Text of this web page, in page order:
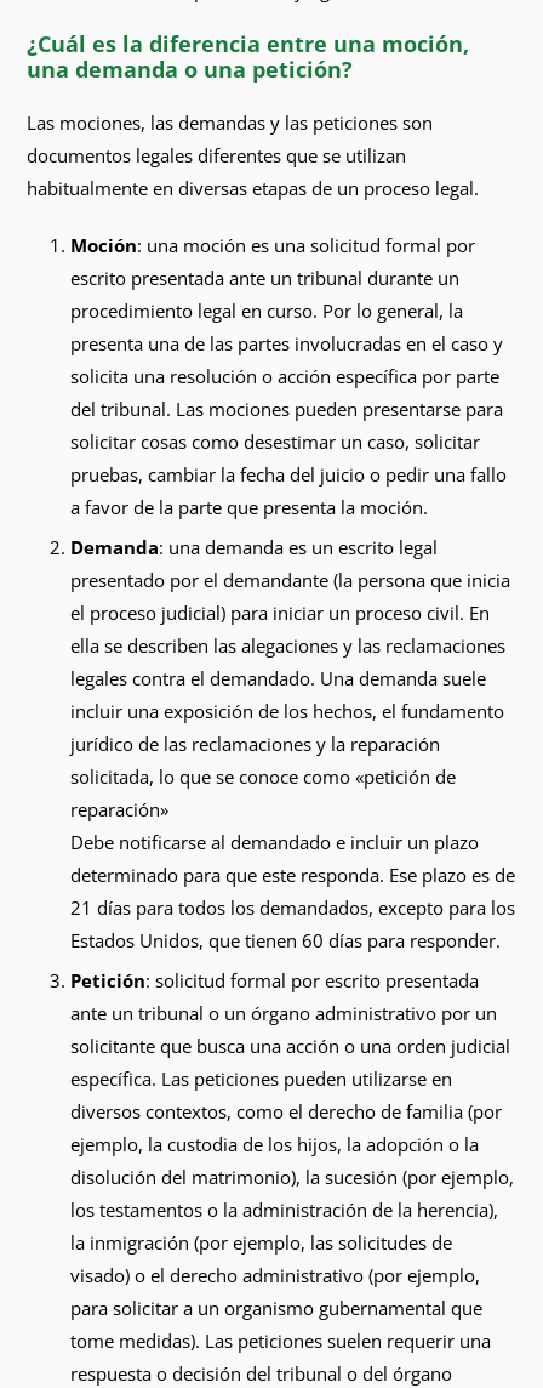
¿Cuál es la diferencia entre una moción,
una demanda o una petición?
Las mociones, las demandas y las peticiones son
documentos legales diferentes que se utilizan
habitualmente en diversas etapas de un proceso legal.
Moción: una moción es una solicitud formal por
escrito presentada ante un tribunal durante un
procedimiento legal en curso. Por lo general, la
presenta una de las partes involucradas en el caso y
solicita una resolución o acción específica por parte
del tribunal. Las mociones pueden presentarse para
solicitar cosas como desestimar un caso, solicitar
pruebas, cambiar la fecha del juicio o pedir una fallo
a favor de la parte que presenta la moción.
Demanda: una demanda es un escrito legal
presentado por el demandante (la persona que inicia
el proceso judicial) para iniciar un proceso civil. En
ella se describen las alegaciones y las reclamaciones
legales contra el demandado. Una demanda suele
incluir una exposición de los hechos, el fundamento
jurídico de las reclamaciones y la reparación
solicitada, lo que se conoce como «petición de
reparación»
Debe notificarse al demandado e incluir un plazo
determinado para que este responda. Ese plazo es de
21 días para todos los demandados, excepto para los
Estados Unidos, que tienen 60 días para responder.
Petición: solicitud formal por escrito presentada
ante un tribunal o un órgano administrativo por un
solicitante que busca una acción o una orden judicial
específica. Las peticiones pueden utilizarse en
diversos contextos, como el derecho de familia (por
ejemplo, la custodia de los hijos, la adopción o la
disolución del matrimonio), la sucesión (por ejemplo,
los testamentos o la administración de la herencia),
la inmigración (por ejemplo, las solicitudes de
visado) o el derecho administrativo (por ejemplo,
para solicitar a un organismo gubernamental que
tome medidas). Las peticiones suelen requerir una
respuesta o decisión del tribunal o del órgano